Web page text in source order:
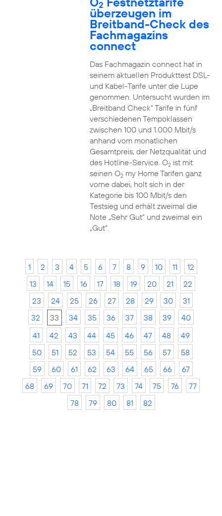
2
überzeugen im
Breitband-Check des
Fachmagazins
connect
Das Fachmagazin connect hat in
seinem aktuellen Produkttest DSL-
und Kabel-Tarife unter die Lupe
genommen. Untersucht wurden im
„Breitband Check“ Tarife in fünf
verschiedenen Tempoklassen
zwischen 100 und 1.000 Mbit/s
anhand vom monatlichen
Gesamtpreis, der Netzqualität und
des Hotline-Service. O2ist mit
seinen O2my Home Tarifen ganz
vorne dabei, holt sich in der
Kategorie bis 100 Mbit/s den
Testsieg und erhält zweimal die
Note „Sehr Gut“ und zweimal ein
„Gut“.
1 2 3 4 5 6 7 8 9 10 11
12
13
14 15 16 17 18 19 20 21
22
23
24 25 26 27 28 29 30
31
32
33 34 35 36 37 38 39
40
41
42 43 44 45 46 47 48
49
50
51 52 53 54 55 56 57
58
59
60 61 62 63 64 65 66
67
68
69 70 71 72 73 74 75 76
77
78
79 80 81 82